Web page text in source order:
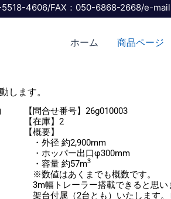
4606/FAX：050-6868-2668/e-
ホーム 商品ページ
ます。
【問合せ番号】26g010003
【在庫】2
【概要】
・外径 約2,900mm
・ホッパー出口φ300mm
・容量 約57m3
※数値はあくまでも概数です。
3m幅トレーラー搭載できると思い
架台付属（2台とも）いたします
ペ
ー
ジ
ペ
ー
ジ
ペ
ー
ジ
ペ